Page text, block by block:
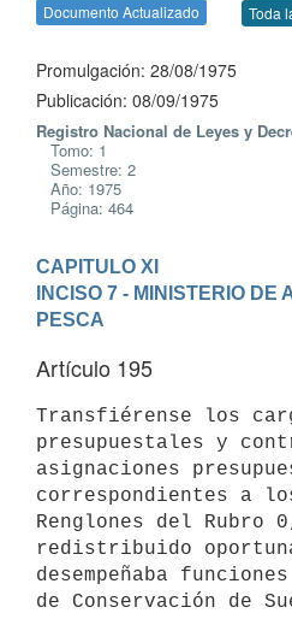
Documento Actualizado Toda
Promulgación: 28/08/1975
Publicación: 08/09/1975
Registro Nacional de Leyes y
Tomo: 1
Semestre: 2
Año: 1975
Página: 464
CAPITULO XI
INCISO 7 - MINISTERIO DE
PESCA
Artículo 195
Transfiérense los
presupuestales y
asignaciones
correspondientes a
Renglones del Rubro
redistribuido
desempeñaba
de Conservación de